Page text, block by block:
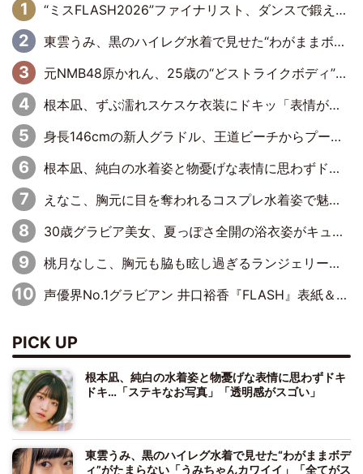
“ミスFLASH2026”ファイナリスト、ダンスで鍛え上げた健康的な美ボディー披露
東雲うみ、黒のハイレグ水着で見せた“わがままボディ”がたまらない「うみちゃんカワイイ」「全てがステキな女神さま」「魅力的です」
元NMB48原かれん、25歳の“どストライクボディ”をバリで解禁 169cmモデル体形で挑む初の本格グラビア
根本凪、ずぶ濡れスケスケ衣装にドキッ「表情が良過ぎる」「ねもちゃんの眼差しにドキドキが止まらない」
身長146cmの新人グラドル、王道ビーチからプールサイドそしてゴールドビキニまで…DVDデビュー作で躍動
根本凪、純白の水着姿と物憂げな表情に思わずドキドキ…「ステキなお写真」「透明感がスゴい」
えなこ、胸元に目を奪われるコスプレ水着姿で魅了「群を抜く美しさと華やかさ」「えなこりんの千咲は破壊力がスゴい」
30歳グラビア美女、夏っぽさ全開の浴衣姿がキュート「涼しげな浴衣が良く似合ってる」「思わず見惚れてしまう」
桃月なしこ、胸元も脇も眩し過ぎるランジェリー＆ビキニ姿を披露「なしこたそ最強」「セクシーでゴージャスで大きなボリューム」
声優界No.1グラビアン 井口裕香『FLASH』表紙＆巻頭を飾る
PICK UP
根本凪、純白の水着姿と物憂げな表情に思わずドキ
ドキ…「ステキなお写真」「透明感がスゴい」
東雲うみ、黒のハイレグ水着で見せた“わがままボデ
ィ”がたまらない「うみちゃんカワイイ」「全てがス